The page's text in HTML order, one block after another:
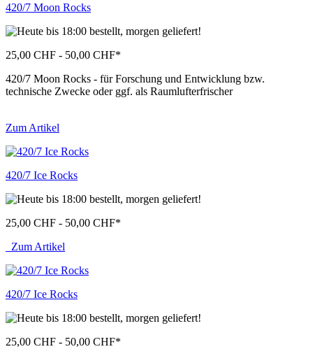
420/7 Moon Rocks
25,00 CHF - 50,00 CHF*
420/7 Moon Rocks - für Forschung und Entwicklung bzw.
technische Zwecke oder ggf. als Raumlufterfrischer
Zum Artikel
420/7 Ice Rocks
25,00 CHF - 50,00 CHF*
Zum Artikel
420/7 Ice Rocks
25,00 CHF - 50,00 CHF*